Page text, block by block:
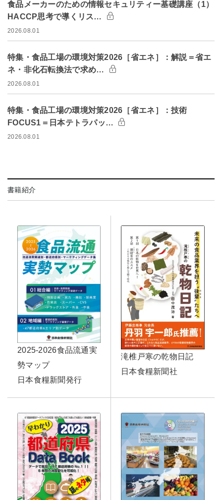
食品メーカーのための情報セキュリティー基礎講座（1）
HACCP思考で導くリス…
2026.08.01
特集・食品工場の環境対策2026［省エネ］：解説＝省エ
ネ・非化石転換法で求め…
2026.08.01
特集・食品工場の環境対策2026［省エネ］：技術
FOCUS1＝日本テトラパッ…
2026.08.01
書籍紹介
2025-2026食品流通実
勢マップ
日本食糧新聞発行
滝椎戸寒の乾物日記
日本食糧新聞社